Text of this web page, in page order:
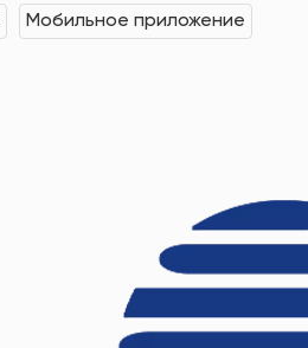
Мобильное приложение